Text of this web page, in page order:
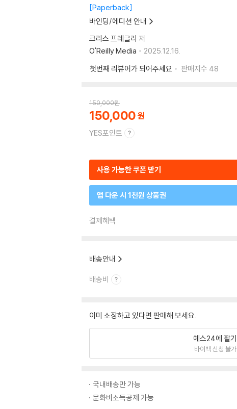
Paperback
바인딩/에디션 안내
크리스 프레글리 저
O'Reilly Media
2025.12.16.
첫번째 리뷰어가 되어주세요
판매지수 48
150,000원
150,000
YES포인트
사용 가능한 쿠폰 받기
앱 다운 시 1천원 상품권
결제혜택
배송안내
배송비
이미 소장하고 있다면 판매해 보세요.
예스24에 팔기
바이백 신청 불가
국내배송만 가능
문화비소득공제 가능